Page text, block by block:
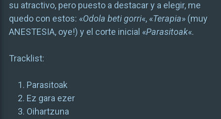
su atractivo, pero puesto a destacar y a elegir, me
quedo con estos: «Odola beti gorri«, «Terapia» (muy
ANESTESIA, oye!) y el corte inicial «Parasitoak«.
Tracklist:
Parasitoak
Ez gara ezer
Oihartzuna